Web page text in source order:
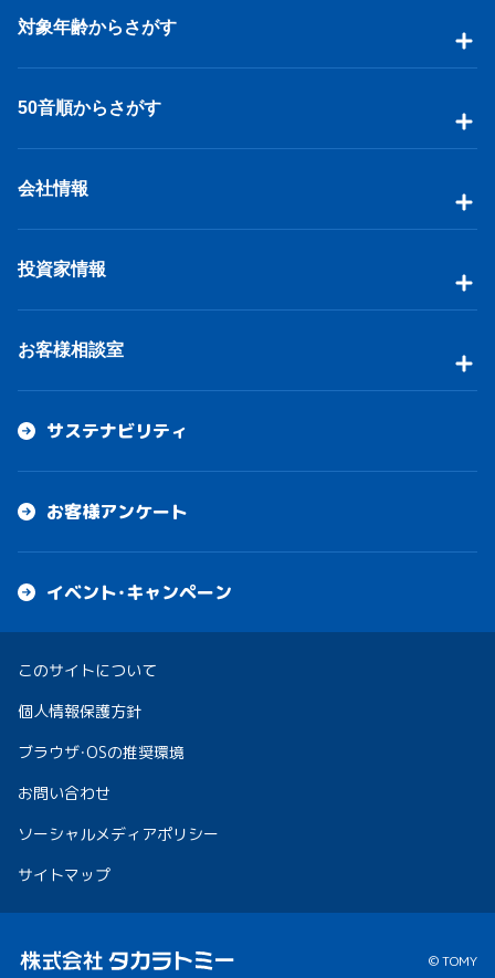
対象年齢からさがす
50音順からさがす
会社情報
投資家情報
お客様相談室
サステナビリティ
お客様アンケート
イベント・キャンペーン
このサイトについて
個人情報保護方針
ブラウザ・OSの推奨環境
お問い合わせ
ソーシャルメディアポリシー
サイトマップ
© TOMY